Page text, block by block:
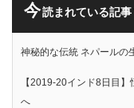
今読まれている記事
神秘的な伝統 ネパールの
【2019-20インド8日目
へ